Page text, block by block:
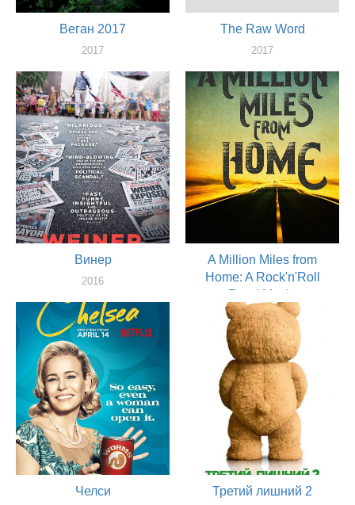
Веган 2017
2017
The Raw Word
2017
Винер
2016
A Million Miles from
Home: A Rock'n'Roll
Road Movie
2016
актер
Челси Третий лишний 2